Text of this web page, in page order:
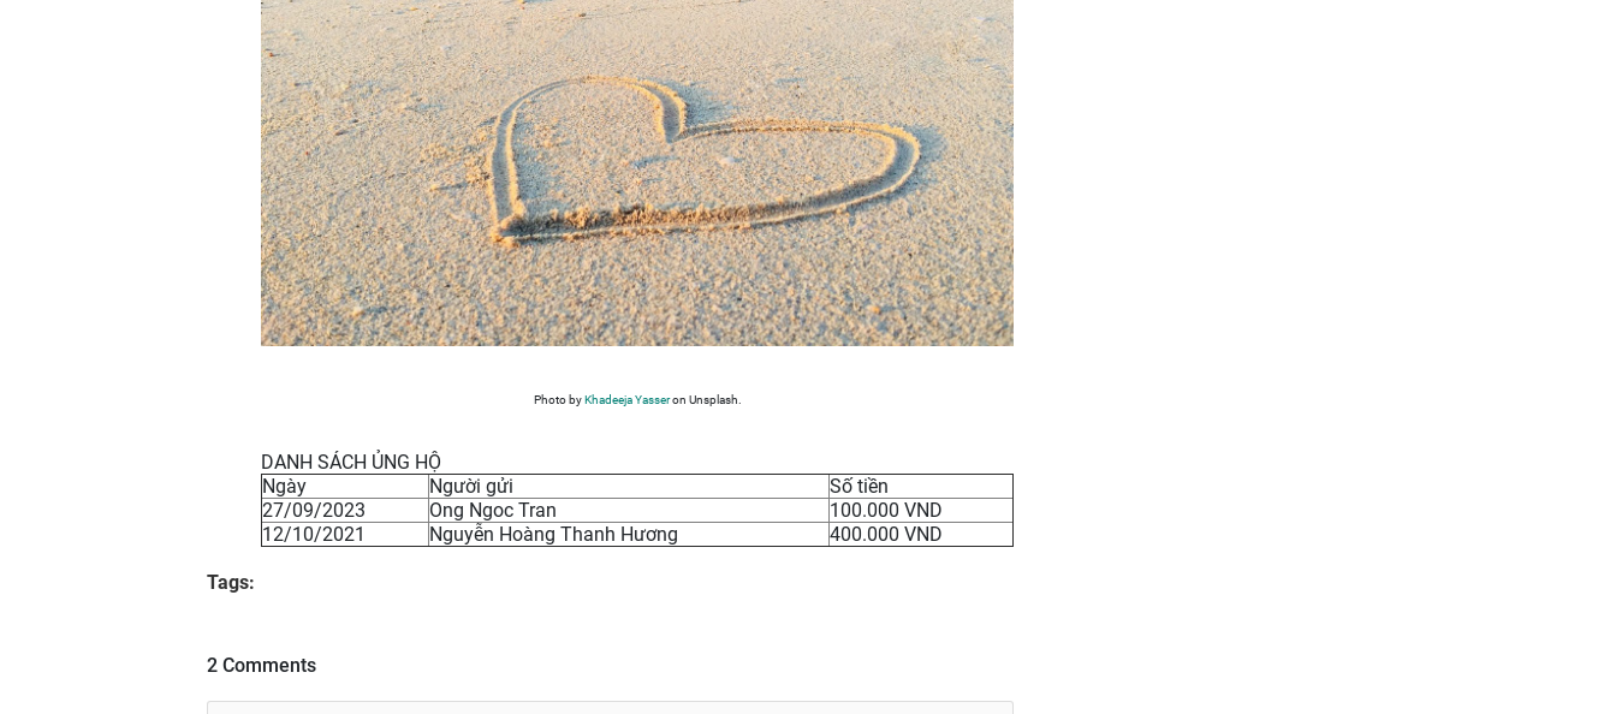
Photo byKhadeeja Yasseron Unsplash.
DANH SÁCH ỦNG HỘ
Ngày
Người gửi
Số tiền
27/09/2023
Ong Ngoc Tran
100.000 VND
12/10/2021
Nguyễn Hoàng Thanh Hương 400.000 VND
Tags:
2 Comments